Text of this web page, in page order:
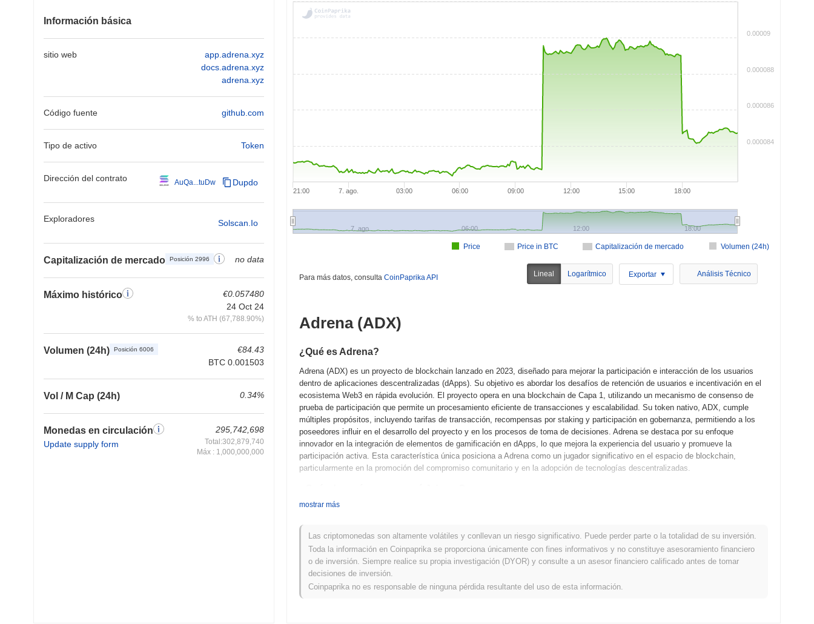
Información básica
sitio web
app.adrena.xyz
docs.adrena.xyz
adrena.xyz
Código fuente github.com
Tipo de activo Token
Dirección del contrato AuQa...tuDw Dupdo
Exploradores Solscan.io
Capitalización de mercado Posición 2996 no data
Máximo histórico
€0.057480
24 Oct 24
% to ATH (67,788.90%)
Volumen (24h) Posición 6006
€84.43
BTC 0.001503
Vol / M Cap (24h) 0.34%
Monedas en circulación
Update supply form
295,742,698
Total:302,879,740
Máx : 1,000,000,000
Price in BTC Capitalización de mercado Volumen (24h)
Price
21:00 7. ago. 03:00 06:00 09:00 12:00 15:00 18:00
7. ago. 06:00 12:00 18:00
0.000084
0.000086
0.000088
0.00009
Para más datos, consulta CoinPaprika API Lineal Logarítmico Exportar Análisis Técnico
Adrena (ADX)
¿Qué es Adrena?
Adrena (ADX) es un proyecto de blockchain lanzado en 2023, diseñado para mejorar la participación e interacción de los usuarios
dentro de aplicaciones descentralizadas (dApps). Su objetivo es abordar los desafíos de retención de usuarios e incentivación en el
ecosistema Web3 en rápida evolución. El proyecto opera en una blockchain de Capa 1, utilizando un mecanismo de consenso de
prueba de participación que permite un procesamiento eficiente de transacciones y escalabilidad. Su token nativo, ADX, cumple
múltiples propósitos, incluyendo tarifas de transacción, recompensas por staking y participación en gobernanza, permitiendo a los
poseedores influir en el desarrollo del proyecto y en los procesos de toma de decisiones. Adrena se destaca por su enfoque
innovador en la integración de elementos de gamificación en dApps, lo que mejora la experiencia del usuario y promueve la
participación activa. Esta característica única posiciona a Adrena como un jugador significativo en el espacio de blockchain,
particularmente en la promoción del compromiso comunitario y en la adopción de tecnologías descentralizadas.
Adrena se originó en marzo de 2021 cuando el equipo fundador publicó su libro blanco, delineando la visión y el marco técnico del
funcionalidades y proporcionar retroalimentación. Tras pruebas exitosas, se lanzó la mainnet en diciembre de 2021, marcando su
entrada oficial en el mercado. El desarrollo inicial se centró en crear una plataforma descentralizada destinada a mejorar la
participación e interacción de los usuarios dentro del ecosistema blockchain. La distribución inicial de tokens de Adrena se realizó a
través de una Oferta Inicial de Monedas (ICO) en enero de 2022, que recaudó fondos para apoyar el desarrollo y los esfuerzos de
¿Qué se viene para Adrena?
mostrar más
Las criptomonedas son altamente volátiles y conllevan un riesgo significativo. Puede perder parte o la totalidad de su inversión.
Toda la información en Coinpaprika se proporciona únicamente con fines informativos y no constituye asesoramiento financiero
o de inversión. Siempre realice su propia investigación (DYOR) y consulte a un asesor financiero calificado antes de tomar
decisiones de inversión.
Coinpaprika no es responsable de ninguna pérdida resultante del uso de esta información.